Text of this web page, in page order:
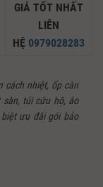
GIÁ TỐT NHẤT
LIÊN
HỆ 0979028283
cách nhiệt, ốp càn
sàn, túi cứu hộ, áo
ưu đãi gói bảo